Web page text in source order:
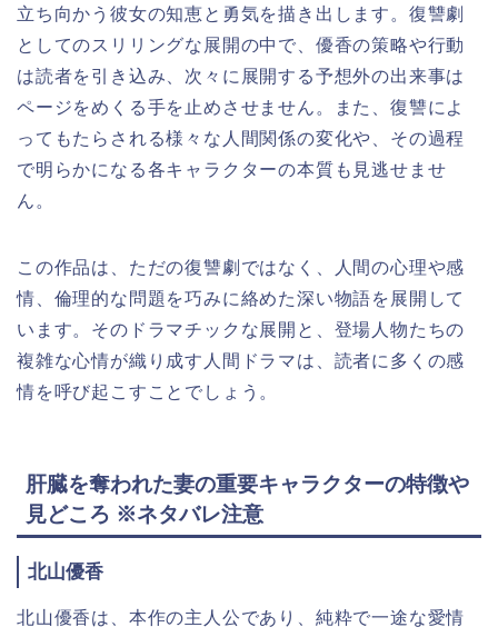
立ち向かう彼女の知恵と勇気を描き出します。復讐劇
としてのスリリングな展開の中で、優香の策略や行動
は読者を引き込み、次々に展開する予想外の出来事は
ページをめくる手を止めさせません。また、復讐によ
ってもたらされる様々な人間関係の変化や、その過程
で明らかになる各キャラクターの本質も見逃せませ
ん。
この作品は、ただの復讐劇ではなく、人間の心理や感
情、倫理的な問題を巧みに絡めた深い物語を展開して
います。そのドラマチックな展開と、登場人物たちの
複雑な心情が織り成す人間ドラマは、読者に多くの感
情を呼び起こすことでしょう。
肝臓を奪われた妻の重要キャラクターの特徴や
見どころ ※ネタバレ注意
北山優香
北山優香は、本作の主人公であり、純粋で一途な愛情